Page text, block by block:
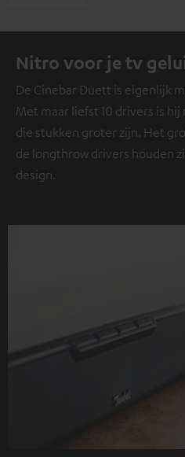
Nitro voor je tv
De Cinebar Duett is eigenlijk
Met maar liefst 10 drivers is
die stukken groter zijn. Het
de longthrow drivers houden
design.